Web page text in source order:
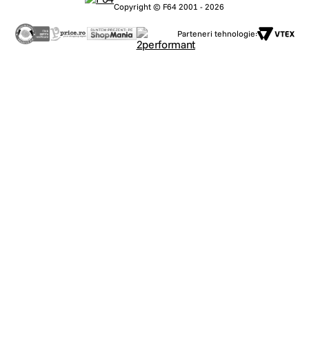
Copyright © F64 2001 - 2026
Parteneri tehnologie: